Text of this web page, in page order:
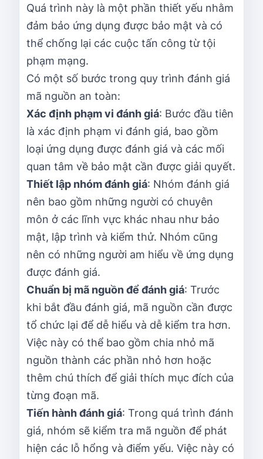
Quá trình này là một phần thiết yếu nhằm
đảm bảo ứng dụng được bảo mật và có
thể chống lại các cuộc tấn công từ tội
phạm mạng.
Có một số bước trong quy trình đánh giá
mã nguồn an toàn:
Xác định phạm vi đánh giá: Bước đầu tiên
là xác định phạm vi đánh giá, bao gồm
loại ứng dụng được đánh giá và các mối
quan tâm về bảo mật cần được giải quyết.
Thiết lập nhóm đánh giá: Nhóm đánh giá
nên bao gồm những người có chuyên
môn ở các lĩnh vực khác nhau như bảo
mật, lập trình và kiểm thử. Nhóm cũng
nên có những người am hiểu về ứng dụng
được đánh giá.
Chuẩn bị mã nguồn để đánh giá: Trước
khi bắt đầu đánh giá, mã nguồn cần được
tổ chức lại để dễ hiểu và dễ kiểm tra hơn.
Việc này có thể bao gồm chia nhỏ mã
nguồn thành các phần nhỏ hơn hoặc
thêm chú thích để giải thích mục đích của
từng đoạn mã.
Tiến hành đánh giá: Trong quá trình đánh
giá, nhóm sẽ kiểm tra mã nguồn để phát
hiện các lỗ hổng và điểm yếu. Việc này có